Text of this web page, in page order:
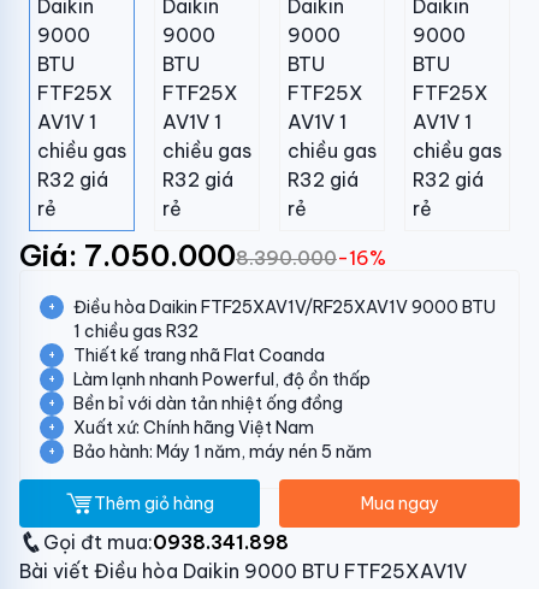
Giá: 7.050.0008.390.000-16%
Điều hòa Daikin FTF25XAV1V/RF25XAV1V 9000 BTU
1 chiều gas R32
Thiết kế trang nhã Flat Coanda
Làm lạnh nhanh Powerful, độ ồn thấp
Bền bỉ với dàn tản nhiệt ống đồng
Xuất xứ: Chính hãng Việt Nam
Bảo hành: Máy 1 năm, máy nén 5 năm
Thêm giỏ hàng Mua ngay
Gọi đt mua:0938.341.898
Bài viết Điều hòa Daikin 9000 BTU FTF25XAV1V